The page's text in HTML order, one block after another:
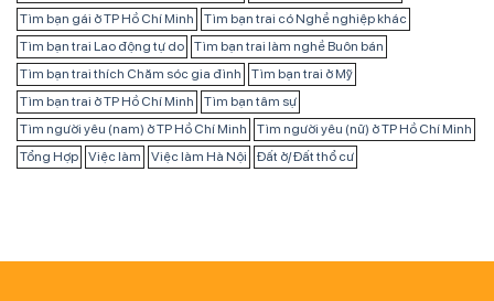
Tìm bạn gái ở TP Hồ Chí Minh
Tìm bạn trai có Nghề nghiệp khác
Tìm bạn trai Lao động tự do
Tìm bạn trai làm nghề Buôn bán
Tìm bạn trai thích Chăm sóc gia đình
Tìm bạn trai ở Mỹ
Tìm bạn trai ở TP Hồ Chí Minh
Tìm bạn tâm sự
Tìm người yêu (nam) ở TP Hồ Chí Minh
Tìm người yêu (nữ) ở TP Hồ Chí Minh
Tổng Hợp
Việc làm Việc làm Hà Nội Đất ở/ Đất thổ cư